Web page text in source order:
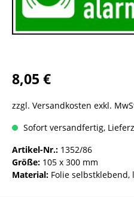
8,05 €
zzgl. Versandkosten exkl.
Sofort versandfertig,
Artikel-Nr.: 1352/86
Größe: 105 x 300 mm
Material: Folie